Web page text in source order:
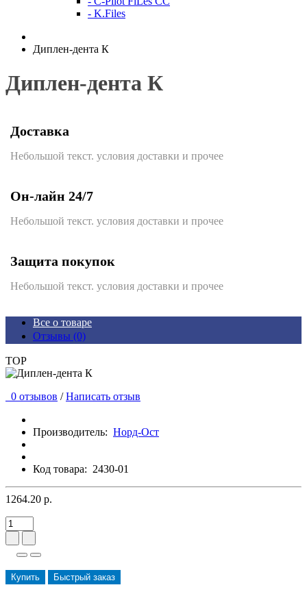
- K.Files
Диплен-дента К
Диплен-дента К
Доставка
Небольшой текст. условия доставки и прочее
Он-лайн 24/7
Небольшой текст. условия доставки и прочее
Защита покупок
Небольшой текст. условия доставки и прочее
Все о товаре
Отзывы (0)
TOP
0 отзывов / Написать отзыв
Производитель: Норд-Ост
Код товара: 2430-01
1264.20 р.
Купить Быстрый заказ